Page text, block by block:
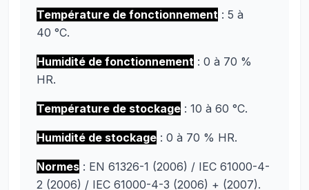
Température de fonctionnement : 5 à
40 °C.
Humidité de fonctionnement : 0 à 70 %
HR.
Température de stockage : 10 à 60 °C.
Humidité de stockage : 0 à 70 % HR.
Normes : EN 61326-1 (2006) / IEC 61000-4-
2 (2006) / IEC 61000-4-3 (2006) + (2007).